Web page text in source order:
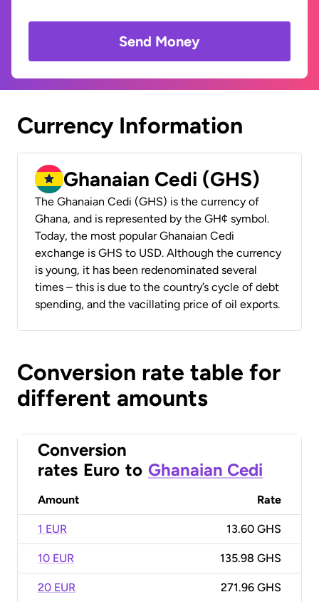
Send Money
Currency Information
Ghanaian Cedi (GHS)
The Ghanaian Cedi (GHS) is the currency of
Ghana, and is represented by the GH¢ symbol.
Today, the most popular Ghanaian Cedi
exchange is GHS to USD. Although the currency
is young, it has been redenominated several
times – this is due to the country’s cycle of debt
spending, and the vacillating price of oil exports.
Conversion rate table for
different amounts
Conversion
rates Euro to Ghanaian Cedi
Amount Rate
1 EUR 13.60 GHS
10 EUR 135.98 GHS
20 EUR 271.96 GHS